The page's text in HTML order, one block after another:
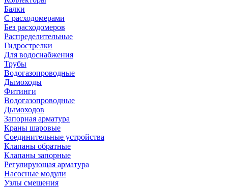
Балки
С расходомерами
Без расходомеров
Распределительные
Гидрострелки
Для водоснабжения
Трубы
Водогазопроводные
Дымоходы
Фитинги
Водогазопроводные
Дымоходов
Запорная арматура
Краны шаровые
Соединительные устройства
Клапаны обратные
Клапаны запорные
Регулирующая арматура
Насосные модули
Узлы смешения